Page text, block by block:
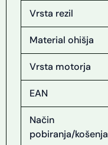
Vrsta rezil
Material ohišja
Vrsta motorja
EAN
Način
pobiranja/košenja